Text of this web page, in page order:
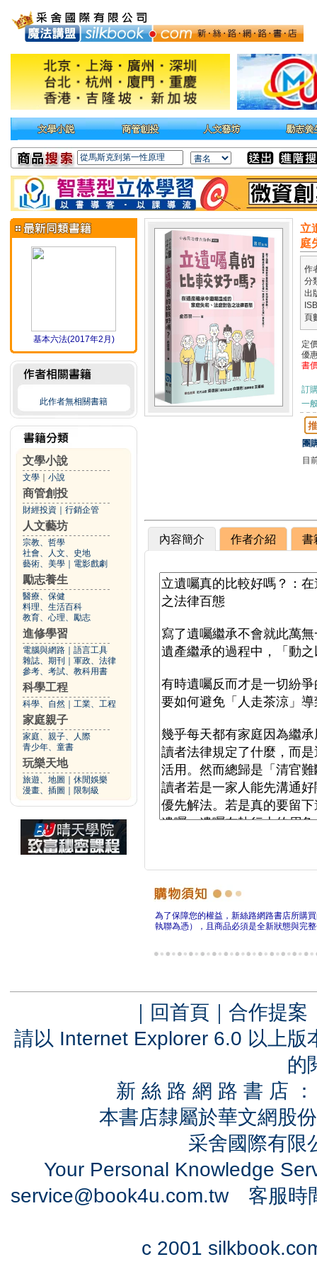
基本六法(2017年2月)
此作者無相關書籍
文學小說
文學 小說
商管創投
財經投資 行銷企管
人文藝坊
宗教、哲學
社會、人文、史地
藝術、美學
電影戲劇
勵志養生
醫療、保健
料理、生活百科
教育、心理、勵志
進修學習
電腦與網路
語言工具
雜誌、期刊
軍政、法律
參考、考試、教科用書
科學工程
科學、自然 工業、工程
家庭親子
家庭、親子、人際
青少年、童書
玩樂天地
旅遊、地圖
休閒娛樂
漫畫、插圖
限制級
立
庭
作
分
出
頁
定
優
書
訂
一
團
目
內容簡介 作者介紹 書
為了保障您的權益，新絲路網路書店所購
執聯為憑），且商品必須是全新狀態與完
｜ 回首頁 ｜ 合作提案
請以 Internet Explorer 6.0 以上
的
新 絲 路 網 路 書 店
本書店隸屬於華文網股
采舍國際有
Your Personal Knowledge
service@book4u.com.tw客服時
c 2001